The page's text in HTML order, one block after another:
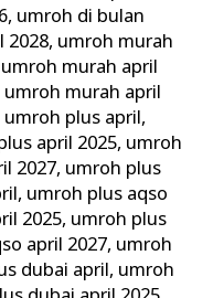
, umroh di bulan
2028, umroh murah
umroh murah april
umroh murah april
umroh plus april,
april 2025, umroh
2027, umroh plus
, umroh plus aqso
2025, umroh plus
april 2027, umroh
dubai april, umroh